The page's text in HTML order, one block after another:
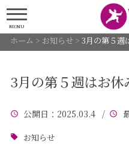
MENU
ホーム > お知らせ> 3月の第５週
3月の第５週はお休
公開日 ：2025.03.4 /
お知らせ